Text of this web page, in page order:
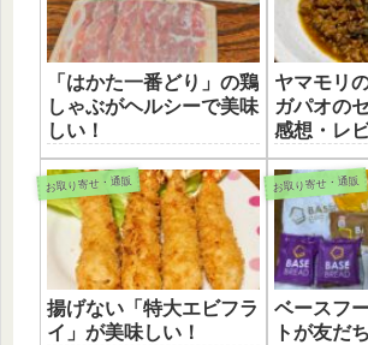
「はかた一番どり」の鶏
しゃぶがヘルシーで美味
しい！
ヤマモリ
ガパオの
感想・レ
お取り寄せ・通販
揚げない「特大エビフラ
イ」が美味しい！
お取り寄せ・通販
ベースフ
トが友だ